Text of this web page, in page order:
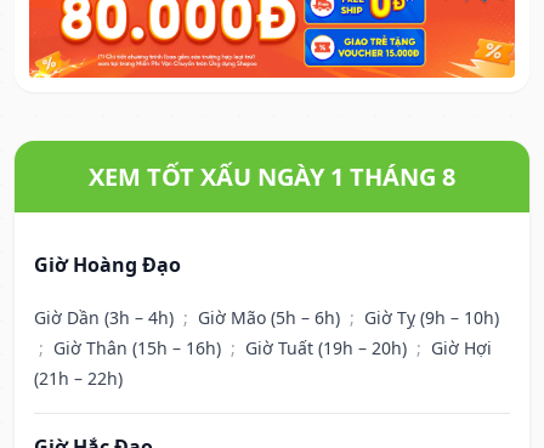
XEM TỐT XẤU NGÀY 1 THÁNG 8
Giờ Hoàng Đạo
Giờ Dần (3h – 4h) ; Giờ Mão (5h – 6h) ; Giờ Tỵ (9h – 10h)
; Giờ Thân (15h – 16h) ; Giờ Tuất (19h – 20h) ; Giờ Hợi
(21h – 22h)